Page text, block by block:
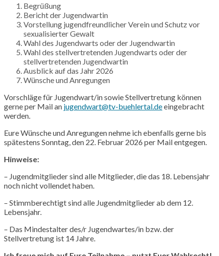
Begrüßung
Bericht der Jugendwartin
Vorstellung jugendfreundlicher Verein und Schutz vor
sexualisierter Gewalt
Wahl des Jugendwarts oder der Jugendwartin
Wahl des stellvertretenden Jugendwarts oder der
stellvertretenden Jugendwartin
Ausblick auf das Jahr 2026
Wünsche und Anregungen
Vorschläge für Jugendwart/in sowie Stellvertretung können
gerne per Mail an jugendwart@tv-buehlertal.deeingebracht
werden.
Eure Wünsche und Anregungen nehme ich ebenfalls gerne bis
spätestens Sonntag, den 22. Februar 2026 per Mail entgegen.
Hinweise:
– Jugendmitglieder sind alle Mitglieder, die das 18. Lebensjahr
noch nicht vollendet haben.
– Stimmberechtigt sind alle Jugendmitglieder ab dem 12.
Lebensjahr.
– Das Mindestalter des/r Jugendwartes/in bzw. der
Stellvertretung ist 14 Jahre.